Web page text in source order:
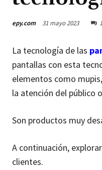
epy.com 31 mayo 2023 1
La tecnología de las
pantallas con esta
elementos como
la atención del público
Son productos muy
A continuación,
clientes.